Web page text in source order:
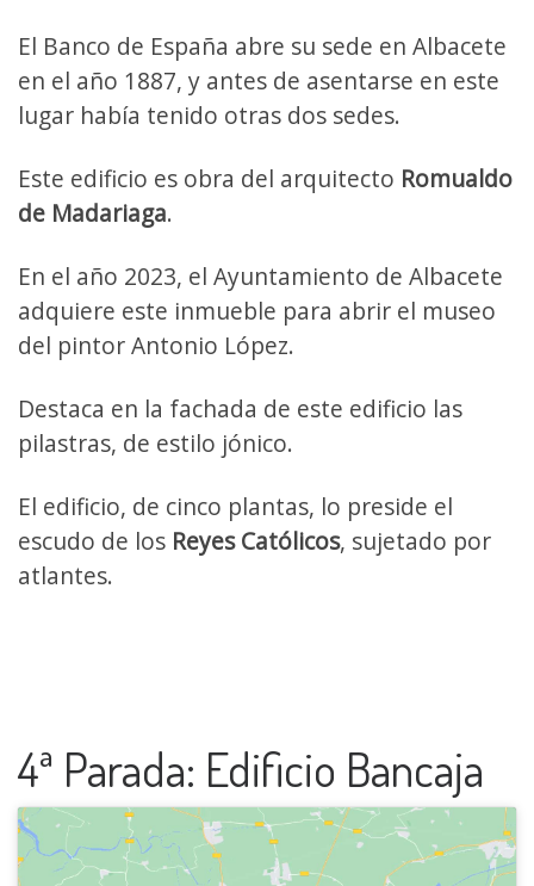
El Banco de España abre su sede en Albacete
en el año 1887, y antes de asentarse en este
lugar había tenido otras dos sedes.
Este edificio es obra del arquitecto Romualdo
de Madariaga.
En el año 2023, el Ayuntamiento de Albacete
adquiere este inmueble para abrir el museo
del pintor Antonio López.
Destaca en la fachada de este edificio las
pilastras, de estilo jónico.
El edificio, de cinco plantas, lo preside el
escudo de los Reyes Católicos, sujetado por
atlantes.
4ª Parada: Edificio Bancaja